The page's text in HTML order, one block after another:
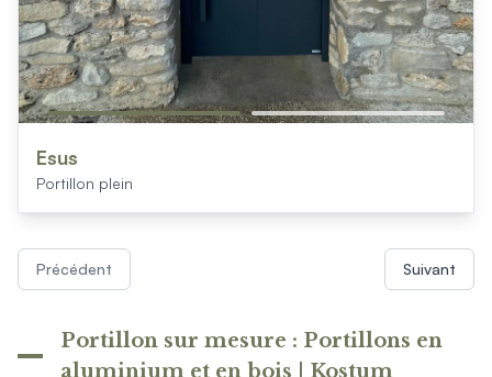
Esus
Portillon plein
Précédent Suivant
Portillon sur mesure : Portillons en
aluminium et en bois | Kostum